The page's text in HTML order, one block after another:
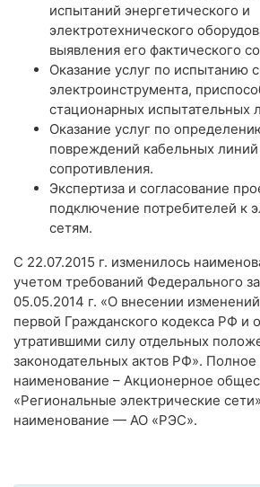
испытаний энергетического и
электротехнического
выявления его фактического
Оказание услуг по испытанию
электроинструмента,
стационарных испытательных
Оказание услуг по
повреждений кабельных
сопротивления.
Экспертиза и согласование
подключение потребителей к
сетям.
C 22.07.2015 г. изменилось
учетом требований Федерального
05.05.2014 г. «О внесении
первой Гражданского кодекса РФ и
утратившими силу отдельных
законодательных актов РФ».
наименование – Акционерное
«Региональные электрические
наименование — АО «РЭС».